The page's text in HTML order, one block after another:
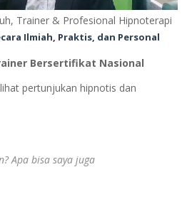
Trainer & Profesional Hipnoterapi
Ilmiah, Praktis, dan Personal
Bersertifikat Nasional
pertunjukan hipnotis dan
Apa bisa saya juga